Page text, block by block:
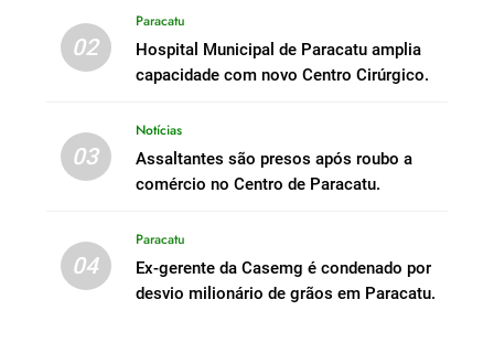
02
Paracatu
Hospital Municipal de Paracatu amplia
capacidade com novo Centro Cirúrgico.
03
Notícias
Assaltantes são presos após roubo a
comércio no Centro de Paracatu.
04
Paracatu
Ex-gerente da Casemg é condenado por
desvio milionário de grãos em Paracatu.